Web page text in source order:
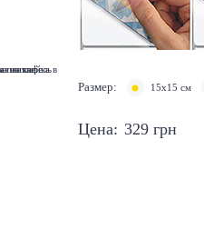
Размер: 15х15 см
Цена: 329 грн